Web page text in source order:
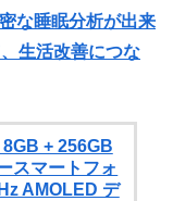
な睡眠分析が出来
生活改善につな
+ 256GB
スマートフォ
AMOLED デ